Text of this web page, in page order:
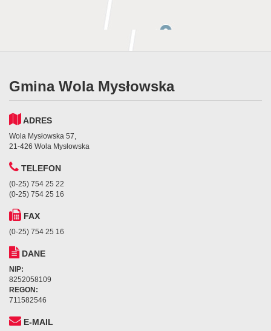
Gmina Wola Mysłowska
ADRES
Wola Mysłowska 57,
21-426 Wola Mysłowska
TELEFON
(0-25) 754 25 22
(0-25) 754 25 16
FAX
(0-25) 754 25 16
DANE
NIP:
8252058109
REGON:
711582546
E-MAIL